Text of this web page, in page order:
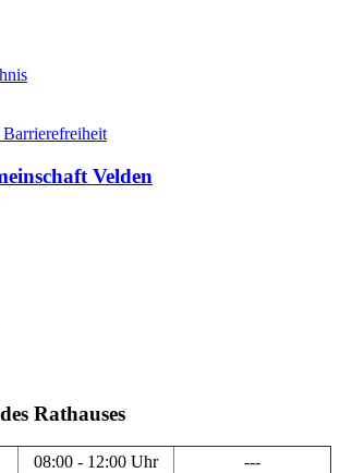
Velden
Rathauses
08:00 - 12:00 Uhr
---